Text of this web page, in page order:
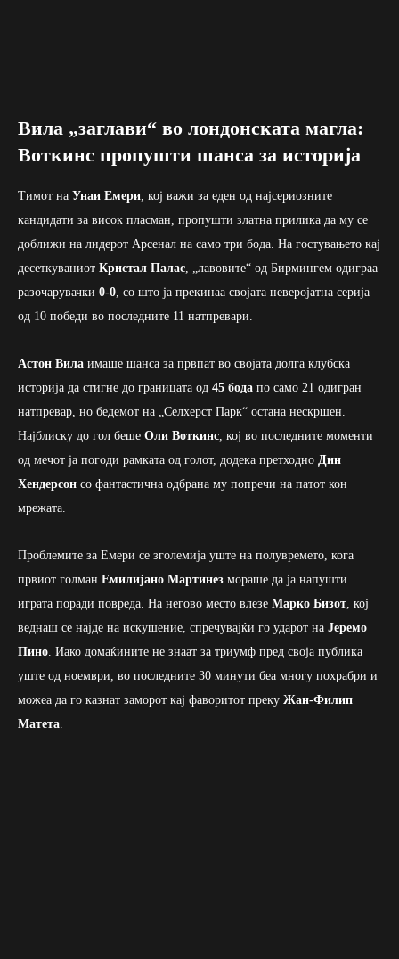
Вила „заглави“ во лондонската магла:
Воткинс пропушти шанса за историја
Тимот на Унаи Емери , кој важи за еден од најсериозните
кандидати за висок пласман, пропушти златна прилика да му се
доближи на лидерот Арсенал на само три бода. На гостувањето кај
десеткуваниот Кристал Палас , „лавовите“ од Бирмингем одиграа
разочарувачки 0-0 , со што ја прекинаа својата неверојатна серија
од 10 победи во последните 11 натпревари.
Астон Вила имаше шанса за првпат во својата долга клубска
историја да стигне до границата од 45 бода по само 21 одигран
натпревар, но бедемот на „Селхерст Парк“ остана нескршен.
Најблиску до гол беше Оли Воткинс , кој во последните моменти
од мечот ја погоди рамката од голот, додека претходно Дин
Хендерсон со фантастична одбрана му попречи на патот кон
мрежата.
Проблемите за Емери се зголемија уште на полувремето, кога
првиот голман Емилијано Мартинез мораше да ја напушти
играта поради повреда. На негово место влезе Марко Бизот , кој
веднаш се најде на искушение, спречувајќи го ударот на Јеремо
Пино . Иако домаќините не знаат за триумф пред своја публика
уште од ноември, во последните 30 минути беа многу похрабри и
можеа да го казнат заморот кај фаворитот преку Жан-Филип
Матета